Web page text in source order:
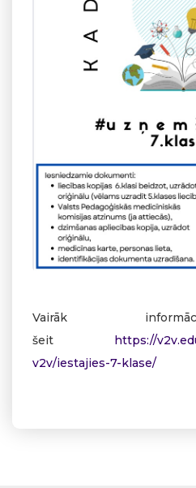
Vairāk
šeit https://
v2v/iestajies-7-klase/